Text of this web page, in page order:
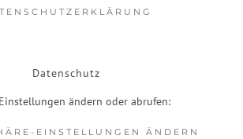
Datenschutz
ändern oder abrufen:
EINSTELLUNGEN ÄNDERN